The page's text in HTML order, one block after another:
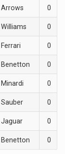
Arrows 0
Williams 0
Ferrari 0
Benetton 0
Minardi 0
Sauber 0
Jaguar 0
Benetton 0